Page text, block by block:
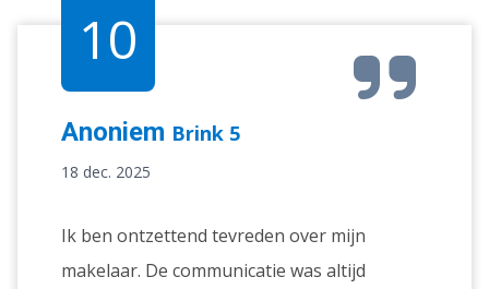
10
Anoniem Brink 5
18 dec. 2025
Ik ben ontzettend tevreden over mijn
makelaar. De communicatie was altijd